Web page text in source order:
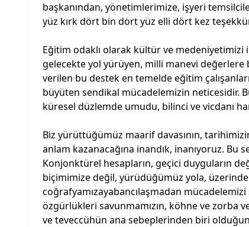
başkanından, yönetimlerimize, işyeri
yüz kırk dört bin dört yüz elli dört kez
Eğitim odaklı olarak kültür ve medeniyetimizi
gelecekte yol yürüyen, milli manevi değerlere
verilen bu destek en temelde eğitim
büyüten sendikal mücadelemizin neticesidir.
küresel düzlemde umudu, bilinci ve vicdanı
Biz yürüttüğümüz maarif davasının,
anlam kazanacağına inandık, inanıyoruz.
Konjonktürel hesapların, geçici duyguların
biçimimize değil, yürüdüğümüz yola,
coğrafyamızayabancılaşmadan
özgürlükleri savunmamızın, köhne ve zorba
ve teveccühün ana sebeplerinden biri